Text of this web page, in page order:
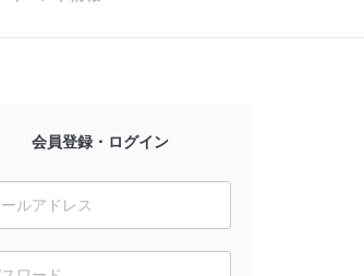
会員登録・ログイン